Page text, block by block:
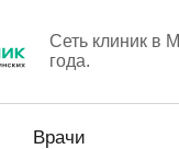
Сеть клиник в
года.
Врачи